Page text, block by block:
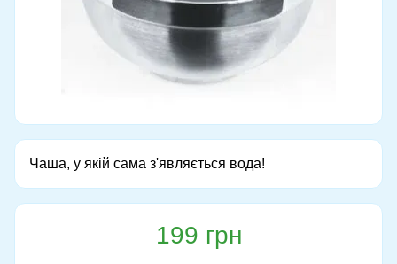
Чаша, у якій сама з'являється вода!
199 грн